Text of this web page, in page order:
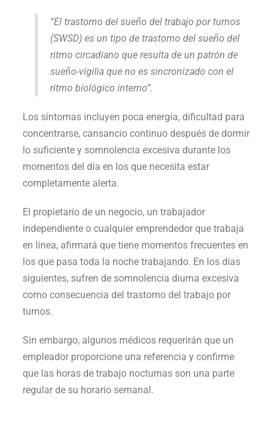
“El trastorno del sueño del trabajo por turnos
(SWSD) es un tipo de trastorno del sueño del
ritmo circadiano que resulta de un patrón de
sueño-vigilia que no es sincronizado con el
ritmo biológico interno”.
Los síntomas incluyen poca energía, dificultad para
concentrarse, cansancio continuo después de dormir
lo suficiente y somnolencia excesiva durante los
momentos del día en los que necesita estar
completamente alerta.
El propietario de un negocio, un trabajador
independiente o cualquier emprendedor que trabaja
en línea, afirmará que tiene momentos frecuentes en
los que pasa toda la noche trabajando. En los días
siguientes, sufren de somnolencia diurna excesiva
como consecuencia del trastorno del trabajo por
turnos.
Sin embargo, algunos médicos requerirán que un
empleador proporcione una referencia y confirme
que las horas de trabajo nocturnas son una parte
regular de su horario semanal.